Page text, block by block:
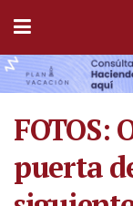
FOTOS:
puerta